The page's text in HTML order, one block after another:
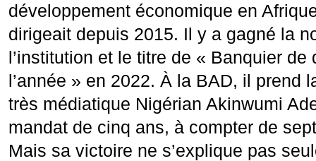
développement économique en
dirigeait depuis 2015. Il y a gagné la
l’institution et le titre de « Banquier de
l’année » en 2022. À la BAD, il prend
très médiatique Nigérian Akinwumi
mandat de cinq ans, à compter de
Mais sa victoire ne s’explique pas